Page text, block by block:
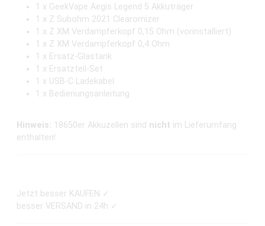
1 x GeekVape Aegis Legend 5 Akkuträger
1 x Z Subohm 2021 Clearomizer
1 x Z XM Verdampferkopf 0,15 Ohm (vorinstalliert)
1 x Z XM Verdampferkopf 0,4 Ohm
1 x Ersatz-Glastank
1 x Ersatzteil-Set
1 x USB-C Ladekabel
1 x Bedienungsanleitung
Hinweis: 18650er Akkuzellen sind nicht im Lieferumfang
enthalten!
Jetzt besser KAUFEN ✓
besser VERSAND in 24h ✓